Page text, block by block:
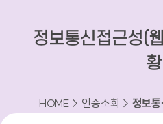
정보통신접근성(
황
HOME > 인증조회 > 정보